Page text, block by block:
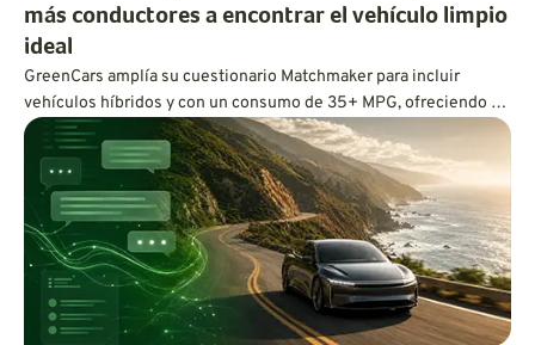
más conductores a encontrar el vehículo limpio
ideal
GreenCars amplía su cuestionario Matchmaker para incluir
vehículos híbridos y con un consumo de 35+ MPG, ofreciendo a
cada conductor ecoconsciente un camino personalizado hacia
una conducción más limpia.